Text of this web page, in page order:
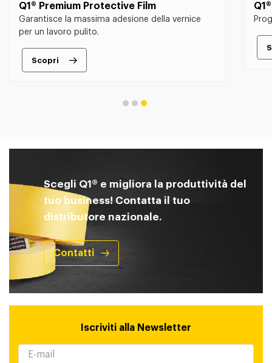
Q1® Premium Protective Film
Garantisce la massima adesione della vernice
per un lavoro pulito.
Scopri
Scegli Q1® e migliora la produttività del
tuo business! Contatta il tuo
distributore nazionale.
Contatti
Iscriviti alla Newsletter